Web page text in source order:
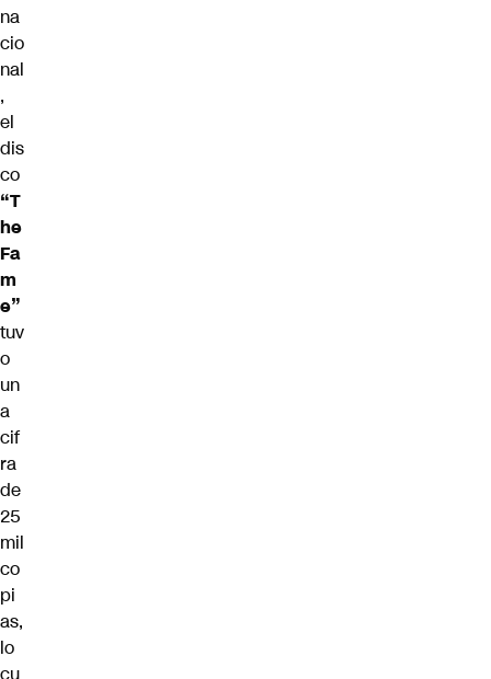
na
cio
nal
,
el
dis
co
“T
he
Fa
m
e”
tuv
o
un
a
cif
ra
de
25
mil
co
pi
as,
lo